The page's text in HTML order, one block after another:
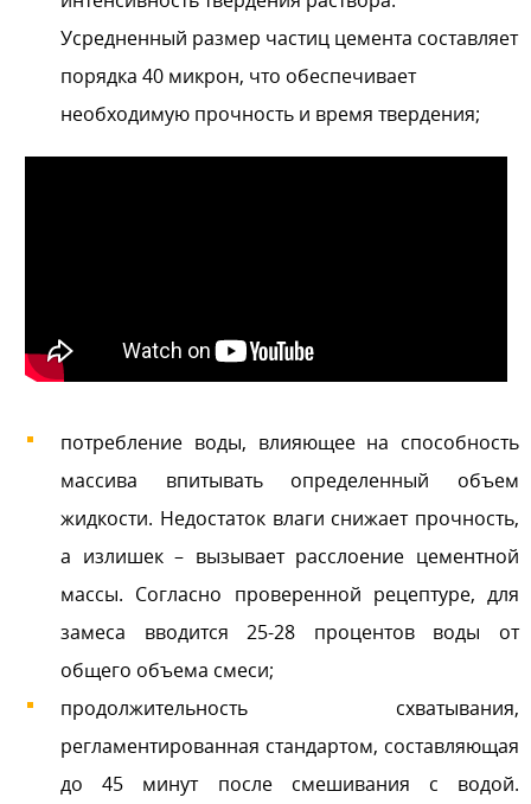
Усредненный размер частиц цемента составляет
порядка 40 микрон, что обеспечивает
необходимую прочность и время твердения;
потребление воды, влияющее на способность
массива впитывать определенный объем
жидкости. Недостаток влаги снижает прочность,
а излишек – вызывает расслоение цементной
массы. Согласно проверенной рецептуре, для
замеса вводится 25-28 процентов воды от
общего объема смеси;
продолжительность схватывания,
регламентированная стандартом, составляющая
до 45 минут после смешивания с водой.